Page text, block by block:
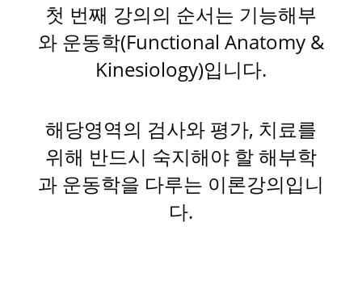
첫 번째 강의의 순서는 기능해부
와 운동학(Functional Anatomy &
Kinesiology)입니다.
해당영역의 검사와 평가, 치료를
위해 반드시 숙지해야 할 해부학
과 운동학을 다루는 이론강의입니
다.